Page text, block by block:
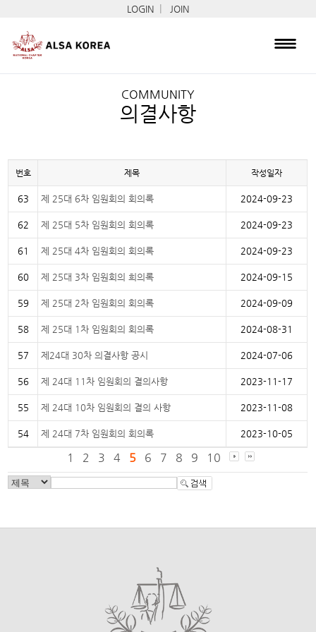
LOGIN JOIN
COMMUNITY
의결사항
번호 제목 작성일자
63 제 25대 6차 임원회의 회의록 2024-09-23
62 제 25대 5차 임원회의 회의록 2024-09-23
61 제 25대 4차 임원회의 회의록 2024-09-23
60 제 25대 3차 임원회의 희의록 2024-09-15
59 제 25대 2차 임원회의 회의록 2024-09-09
58 제 25대 1차 임원회의 회의록 2024-08-31
57 제24대 30차 의결사항 공시 2024-07-06
56 제 24대 11차 임원회의 결의사항 2023-11-17
55 제 24대 10차 임원회의 결의 사항 2023-11-08
54 제 24대 7차 임원회의 회의록 2023-10-05
1 2 3 4 5 6 7 8 9 10